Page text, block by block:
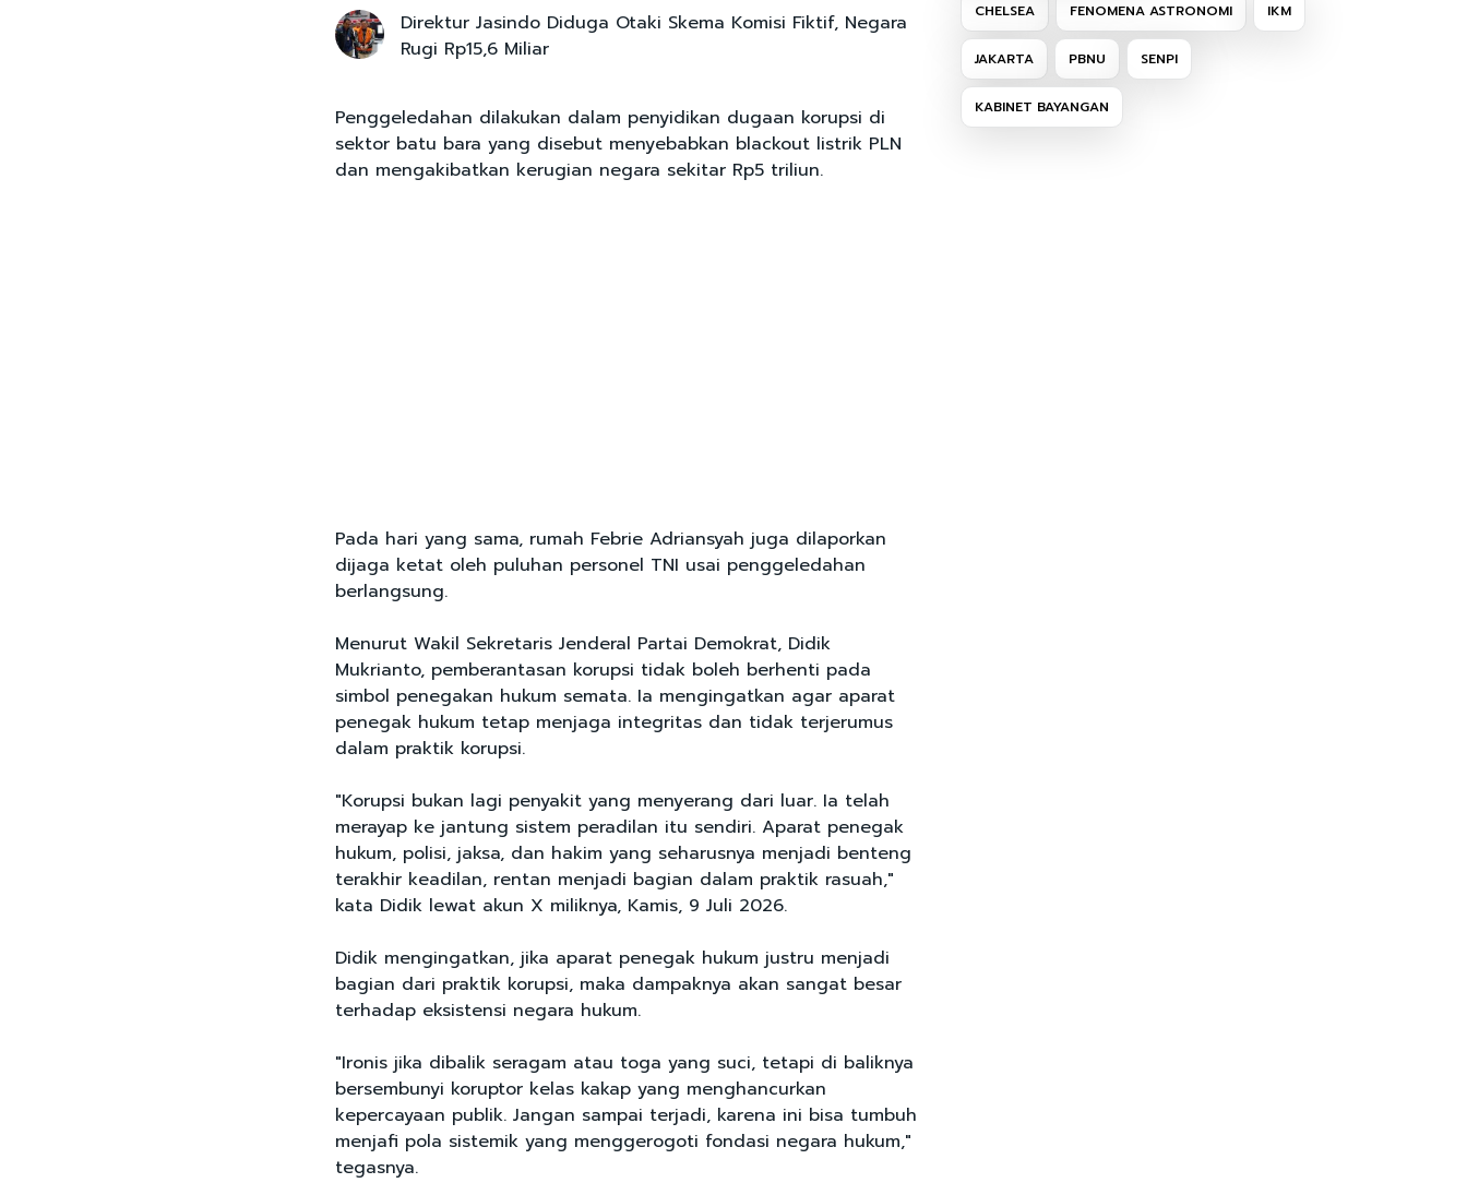
Direktur Jasindo Diduga Otaki Skema Komisi Fiktif, Negara
Rugi Rp15,6 Miliar
Penggeledahan dilakukan dalam penyidikan dugaan korupsi di
sektor batu bara yang disebut menyebabkan blackout listrik PLN
dan mengakibatkan kerugian negara sekitar Rp5 triliun.
Pada hari yang sama, rumah Febrie Adriansyah juga dilaporkan
dijaga ketat oleh puluhan personel TNI usai penggeledahan
berlangsung.
Menurut Wakil Sekretaris Jenderal Partai Demokrat, Didik
Mukrianto, pemberantasan korupsi tidak boleh berhenti pada
simbol penegakan hukum semata. Ia mengingatkan agar aparat
penegak hukum tetap menjaga integritas dan tidak terjerumus
dalam praktik korupsi.
"Korupsi bukan lagi penyakit yang menyerang dari luar. Ia telah
merayap ke jantung sistem peradilan itu sendiri. Aparat penegak
hukum, polisi, jaksa, dan hakim yang seharusnya menjadi benteng
terakhir keadilan, rentan menjadi bagian dalam praktik rasuah,"
kata Didik lewat akun X miliknya, Kamis, 9 Juli 2026.
Didik mengingatkan, jika aparat penegak hukum justru menjadi
bagian dari praktik korupsi, maka dampaknya akan sangat besar
terhadap eksistensi negara hukum.
"Ironis jika dibalik seragam atau toga yang suci, tetapi di baliknya
bersembunyi koruptor kelas kakap yang menghancurkan
kepercayaan publik. Jangan sampai terjadi, karena ini bisa tumbuh
menjafi pola sistemik yang menggerogoti fondasi negara hukum,"
tegasnya.
CHELSEA FENOMENA ASTRONOMI IKM
JAKARTA PBNU SENPI
KABINET BAYANGAN